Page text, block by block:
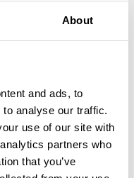
About
and ads, to
analyse our traffic.
use of our site with
partners who
that you’ve